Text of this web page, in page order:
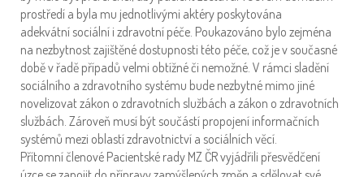
prostředí a byla mu jednotlivými aktéry poskytována
adekvátní sociální i zdravotní péče. Poukazováno bylo zejména
na nezbytnost zajištěné dostupnosti této péče, což je v současné
době v řadě případů velmi obtížné či nemožné. V rámci sladění
sociálního a zdravotního systému bude nezbytné mimo jiné
novelizovat zákon o zdravotních službách a zákon o zdravotních
službách. Zároveň musí být součástí propojení informačních
systémů mezi oblastí zdravotnictví a sociálních věcí.
Přítomní členové Pacientské rady MZ ČR vyjádřili přesvědčení